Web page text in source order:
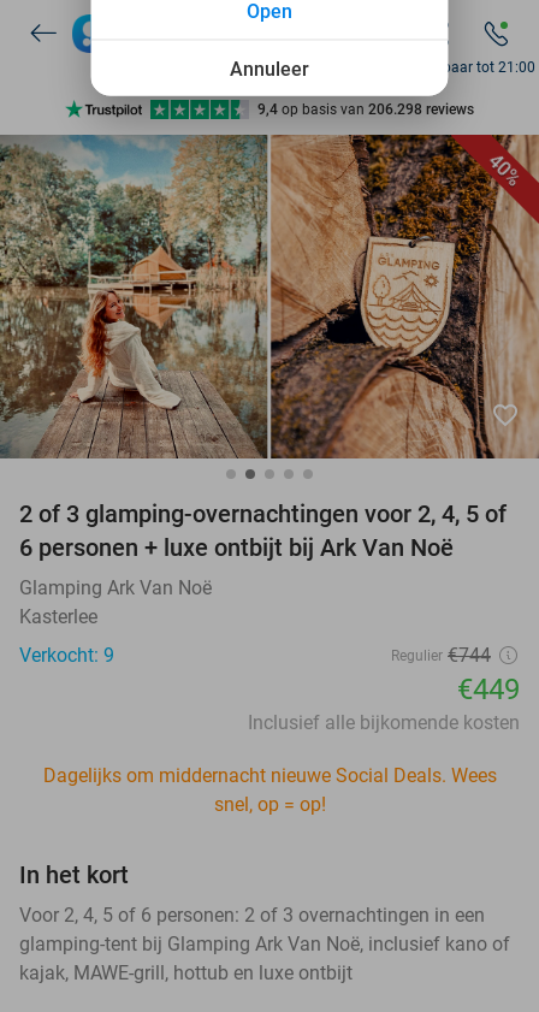
7 dagen per week beschikbaar
10+ miljoen leden
9,4 op basis van 206.298 reviews
Ontdek 15.000+ deals
7 dagen per week beschikbaar
10+ miljoen leden
Bereikbaar tot 21:00
40%
favorite_border
2 of 3 glamping-overnachtingen voor 2, 4, 5 of
6 personen + luxe ontbijt bij Ark Van Noë
Glamping Ark Van Noë
Kasterlee
Verkocht: 9
Regulier €744
€449
Inclusief alle bijkomende kosten
Dagelijks om middernacht nieuwe Social Deals. Wees
snel, op = op!
In het kort
Voor 2, 4, 5 of 6 personen: 2 of 3 overnachtingen in een
glamping-tent bij Glamping Ark Van Noë, inclusief kano of
kajak, MAWE-grill, hottub en luxe ontbijt
Annuleer
Open